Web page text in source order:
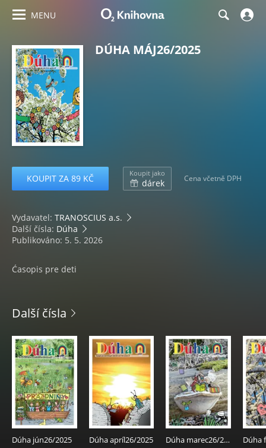
MENU
DÚHA MÁJ26/2025
KOUPIT ZA 89 KČ Koupit jako
dárek Cena včetně DPH
Vydavatel: TRANOSCIUS a.s.
Další čísla: Dúha
Publikováno: 5. 5. 2026
Ćasopis pre deti
Další čísla
Dúha jún26/2025 Dúha apríl26/2025 Dúha marec26/2025